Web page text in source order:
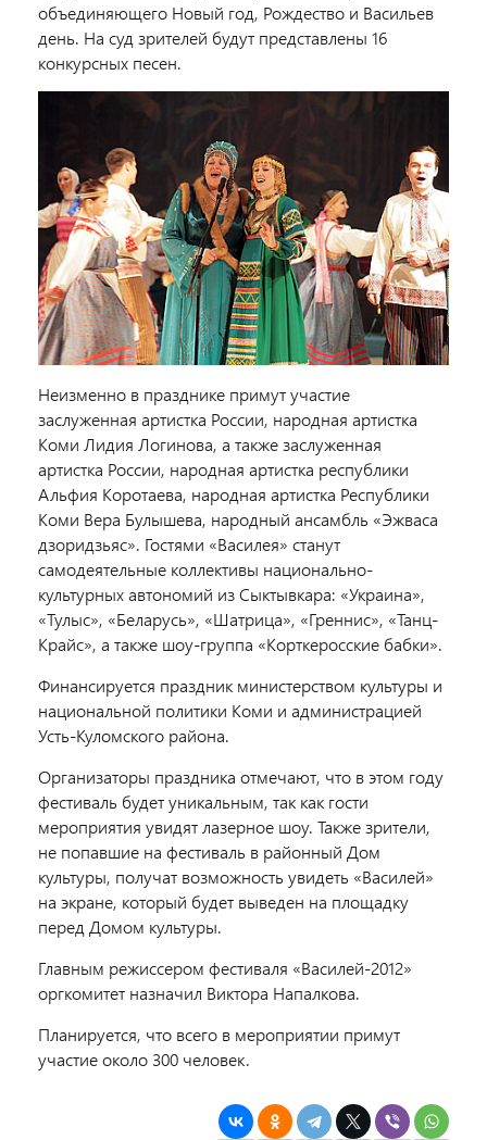
объединяющего Новый год, Рождество и Васильев
день. На суд зрителей будут представлены 16
конкурсных песен.
Неизменно в празднике примут участие
заслуженная артистка России, народная артистка
Коми Лидия Логинова, а также заслуженная
артистка России, народная артистка республики
Альфия Коротаева, народная артистка Республики
Коми Вера Булышева, народный ансамбль «Эжваса
дзоридзьяс». Гостями «Василея» станут
самодеятельные коллективы национально-
культурных автономий из Сыктывкара: «Украина»,
«Тулыс», «Беларусь», «Шатрица», «Греннис», «Танц-
Крайс», а также шоу-группа «Корткеросские бабки».
Финансируется праздник министерством культуры и
национальной политики Коми и администрацией
Усть-Куломского района.
Организаторы праздника отмечают, что в этом году
фестиваль будет уникальным, так как гости
мероприятия увидят лазерное шоу. Также зрители,
не попавшие на фестиваль в районный Дом
культуры, получат возможность увидеть «Василей»
на экране, который будет выведен на площадку
перед Домом культуры.
Главным режиссером фестиваля «Василей-2012»
оргкомитет назначил Виктора Напалкова.
Планируется, что всего в мероприятии примут
участие около 300 человек.